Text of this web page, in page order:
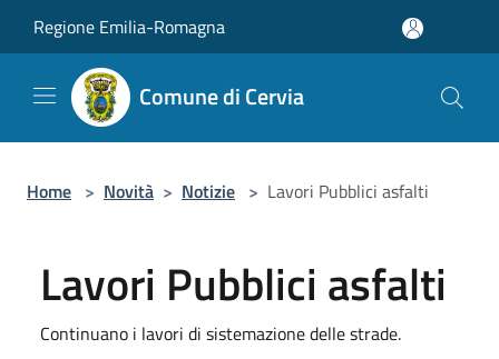
Regione Emilia-Romagna
Comune di Cervia
Home > Novità > Notizie > Lavori Pubblici asfalti
Lavori Pubblici asfalti
Continuano i lavori di sistemazione delle strade.